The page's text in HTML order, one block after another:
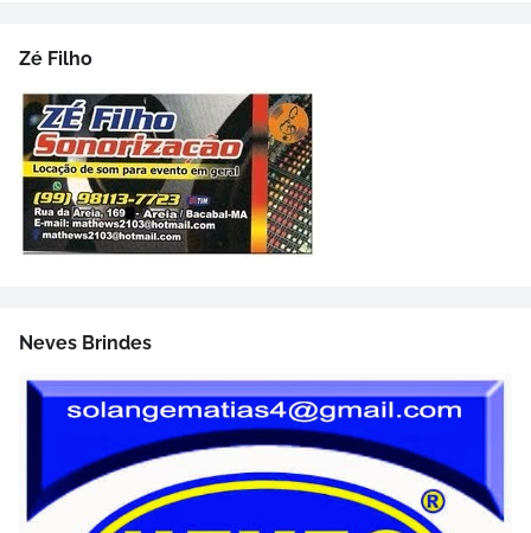
Zé Filho
Neves Brindes